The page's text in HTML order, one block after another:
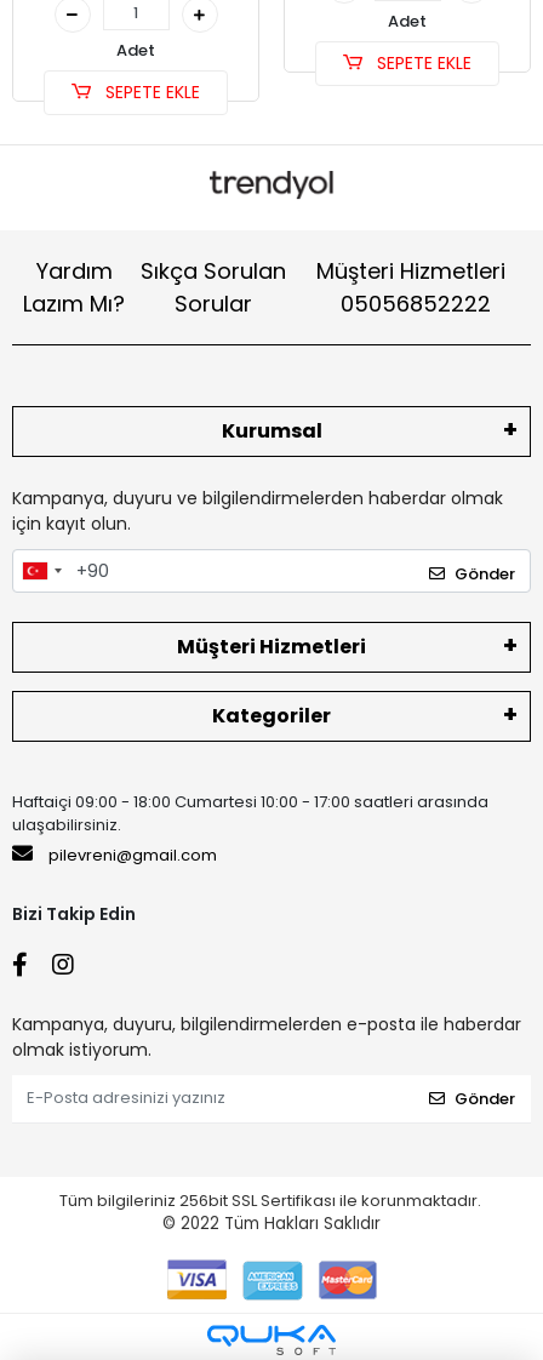
Adet
SEPETE EKLE
Adet
SEPETE EKLE
Yardım
Lazım Mı?
Sıkça Sorulan
Sorular
Müşteri Hizmetleri
05056852222
Kurumsal
Kampanya, duyuru ve bilgilendirmelerden haberdar olmak
için kayıt olun.
Gönder
Müşteri Hizmetleri
Kategoriler
Haftaiçi 09:00 - 18:00 Cumartesi 10:00 - 17:00 saatleri arasında
ulaşabilirsiniz.
pilevreni@gmail.com
Bizi Takip Edin
Kampanya, duyuru, bilgilendirmelerden e-posta ile haberdar
olmak istiyorum.
Gönder
Tüm bilgileriniz 256bit SSL Sertifikası ile korunmaktadır.
© 2022 Tüm Hakları Saklıdır